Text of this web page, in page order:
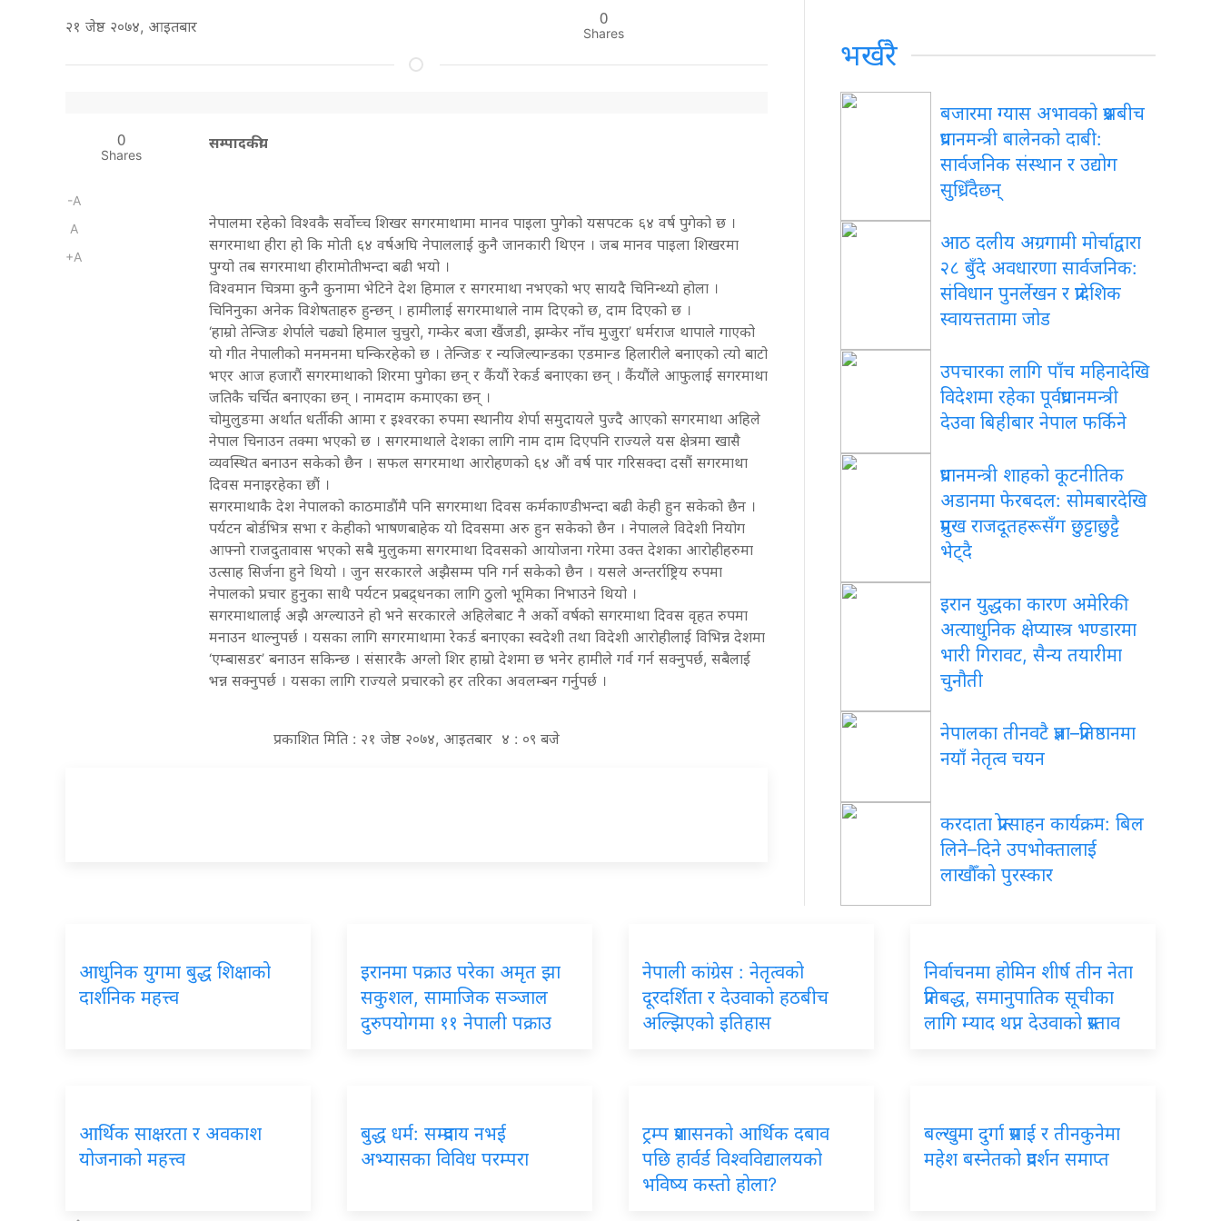
२१ जेष्ठ २०७४, आइतबार 0
Shares
0
Shares
-A
A
+A
सम्पादकीय
नेपालमा रहेको विश्वकै सर्वोच्च शिखर सगरमाथामा मानव पाइला पुगेको यसपटक ६४ वर्ष पुगेको छ ।
सगरमाथा हीरा हो कि मोती ६४ वर्षअघि नेपाललाई कुनै जानकारी थिएन । जब मानव पाइला शिखरमा
पुग्यो तब सगरमाथा हीरामोतीभन्दा बढी भयो ।
विश्वमान चित्रमा कुनै कुनामा भेटिने देश हिमाल र सगरमाथा नभएको भए सायदै चिनिन्थ्यो होला ।
चिनिनुका अनेक विशेषताहरु हुन्छन् । हामीलाई सगरमाथाले नाम दिएको छ, दाम दिएको छ ।
‘हाम्रो तेन्जिङ शेर्पाले चढ्यो हिमाल चुचुरो, गम्केर बजा खैंजडी, झम्केर नाँच मुजुरा’ धर्मराज थापाले गाएको
यो गीत नेपालीको मनमनमा घन्किरहेको छ । तेन्जिङ र न्यजिल्यान्डका एडमान्ड हिलारीले बनाएको त्यो बाटो
भएर आज हजारौं सगरमाथाको शिरमा पुगेका छन् र कैंयौं रेकर्ड बनाएका छन् । कैंयौंले आफुलाई सगरमाथा
जतिकै चर्चित बनाएका छन् । नामदाम कमाएका छन् ।
चोमुलुङमा अर्थात धर्तीकी आमा र इश्वरका रुपमा स्थानीय शेर्पा समुदायले पुज्दै आएको सगरमाथा अहिले
नेपाल चिनाउन तक्मा भएको छ । सगरमाथाले देशका लागि नाम दाम दिएपनि राज्यले यस क्षेत्रमा खासै
व्यवस्थित बनाउन सकेको छैन । सफल सगरमाथा आरोहणको ६४ औं वर्ष पार गरिसक्दा दसौं सगरमाथा
दिवस मनाइरहेका छौं ।
सगरमाथाकै देश नेपालको काठमाडौंमै पनि सगरमाथा दिवस कर्मकाण्डीभन्दा बढी केही हुन सकेको छैन ।
पर्यटन बोर्डभित्र सभा र केहीको भाषणबाहेक यो दिवसमा अरु हुन सकेको छैन । नेपालले विदेशी नियोग
आफ्नो राजदुतावास भएको सबै मुलुकमा सगरमाथा दिवसको आयोजना गरेमा उक्त देशका आरोहीहरुमा
उत्साह सिर्जना हुने थियो । जुन सरकारले अझैसम्म पनि गर्न सकेको छैन । यसले अन्तर्राष्ट्रिय रुपमा
नेपालको प्रचार हुनुका साथै पर्यटन प्रबद्र्धनका लागि ठुलो भूमिका निभाउने थियो ।
सगरमाथालाई अझै अग्ल्याउने हो भने सरकारले अहिलेबाट नै अर्को वर्षको सगरमाथा दिवस वृहत रुपमा
मनाउन थाल्नुपर्छ । यसका लागि सगरमाथामा रेकर्ड बनाएका स्वदेशी तथा विदेशी आरोहीलाई विभिन्न देशमा
‘एम्बासडर’ बनाउन सकिन्छ । संसारकै अग्लो शिर हाम्रो देशमा छ भनेर हामीले गर्व गर्न सक्नुपर्छ, सबैलाई
भन्न सक्नुपर्छ । यसका लागि राज्यले प्रचारको हर तरिका अवलम्बन गर्नुपर्छ ।
प्रकाशित मिति : २१ जेष्ठ २०७४, आइतबार ४ : ०९ बजे
भर्खरै
बजारमा ग्यास अभावको प्रश्नबीच
प्रधानमन्त्री बालेनको दाबी:
सार्वजनिक संस्थान र उद्योग
सुध्रिँदैछन्
आठ दलीय अग्रगामी मोर्चाद्वारा
२८ बुँदे अवधारणा सार्वजनिक:
संविधान पुनर्लेखन र प्रादेशिक
स्वायत्ततामा जोड
उपचारका लागि पाँच महिनादेखि
विदेशमा रहेका पूर्वप्रधानमन्त्री
देउवा बिहीबार नेपाल फर्किने
प्रधानमन्त्री शाहको कूटनीतिक
अडानमा फेरबदल: सोमबारदेखि
प्रमुख राजदूतहरूसँग छुट्टाछुट्टै
भेट्दै
इरान युद्धका कारण अमेरिकी
अत्याधुनिक क्षेप्यास्त्र भण्डारमा
भारी गिरावट, सैन्य तयारीमा
चुनौती
नेपालका तीनवटै प्रज्ञा–प्रतिष्ठानमा
नयाँ नेतृत्व चयन
करदाता प्रोत्साहन कार्यक्रम: बिल
लिने–दिने उपभोक्तालाई
लाखौँको पुरस्कार
आधुनिक युगमा बुद्ध शिक्षाको
दार्शनिक महत्त्व
इरानमा पक्राउ परेका अमृत झा
सकुशल, सामाजिक सञ्जाल
दुरुपयोगमा ११ नेपाली पक्राउ
नेपाली कांग्रेस : नेतृत्वको
दूरदर्शिता र देउवाको हठबीच
अल्झिएको इतिहास
निर्वाचनमा होमिन शीर्ष तीन नेता
प्रतिबद्ध, समानुपातिक सूचीका
लागि म्याद थप्न देउवाको प्रस्ताव
आर्थिक साक्षरता र अवकाश
योजनाको महत्त्व
बुद्ध धर्म: सम्प्रदाय नभई
अभ्यासका विविध परम्परा
ट्रम्प प्रशासनको आर्थिक दबाव
पछि हार्वर्ड विश्वविद्यालयको
भविष्य कस्तो होला?
बल्खुमा दुर्गा प्रसाई र तीनकुनेमा
महेश बस्नेतको प्रदर्शन समाप्त